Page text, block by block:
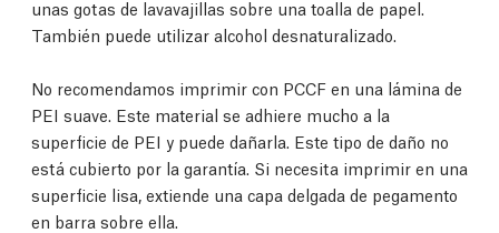
unas gotas de lavavajillas sobre una toalla de papel.
También puede utilizar alcohol desnaturalizado.
No recomendamos imprimir con PCCF en una lámina de
PEI suave. Este material se adhiere mucho a la
superficie de PEI y puede dañarla. Este tipo de daño no
está cubierto por la garantía. Si necesita imprimir en una
superficie lisa, extiende una capa delgada de pegamento
en barra sobre ella.